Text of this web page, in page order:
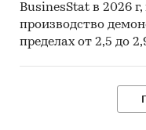
BusinesStat в 2026 г,
производство
пределах от 2,5 до